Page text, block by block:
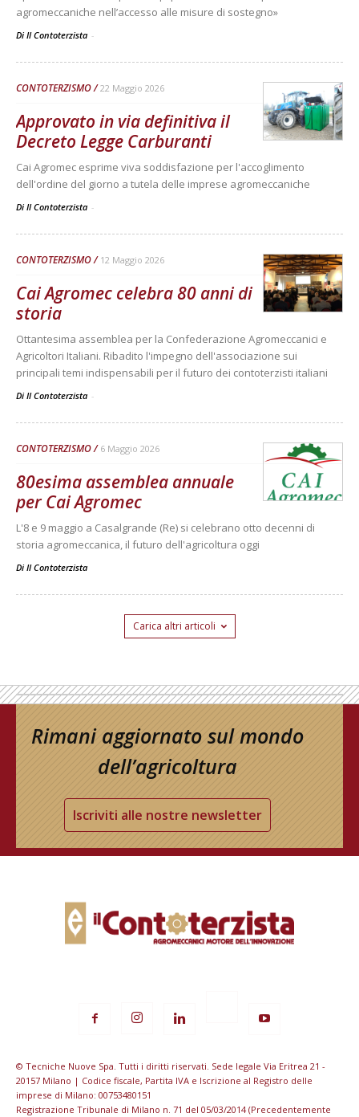
agromeccaniche nell’accesso alle misure di sostegno»
Di Il Contoterzista -
CONTOTERZISMO 22 Maggio 2026
Approvato in via definitiva il
Decreto Legge Carburanti
Cai Agromec esprime viva soddisfazione per l'accoglimento
dell'ordine del giorno a tutela delle imprese agromeccaniche
Di Il Contoterzista -
CONTOTERZISMO 12 Maggio 2026
Cai Agromec celebra 80 anni di
storia
Ottantesima assemblea per la Confederazione Agromeccanici e
Agricoltori Italiani. Ribadito l'impegno dell'associazione sui
principali temi indispensabili per il futuro dei contoterzisti italiani
Di Il Contoterzista -
CONTOTERZISMO 6 Maggio 2026
80esima assemblea annuale
per Cai Agromec
L'8 e 9 maggio a Casalgrande (Re) si celebrano otto decenni di
storia agromeccanica, il futuro dell'agricoltura oggi
Di Il Contoterzista
Carica altri articoli
Rimani aggiornato sul mondo
dell’agricoltura
Iscriviti alle nostre newsletter
© Tecniche Nuove Spa. Tutti i diritti riservati. Sede legale Via Eritrea 21 -
20157 Milano | Codice fiscale, Partita IVA e Iscrizione al Registro delle
imprese di Milano: 00753480151
Registrazione Tribunale di Milano n. 71 del 05/03/2014 (Precedentemente